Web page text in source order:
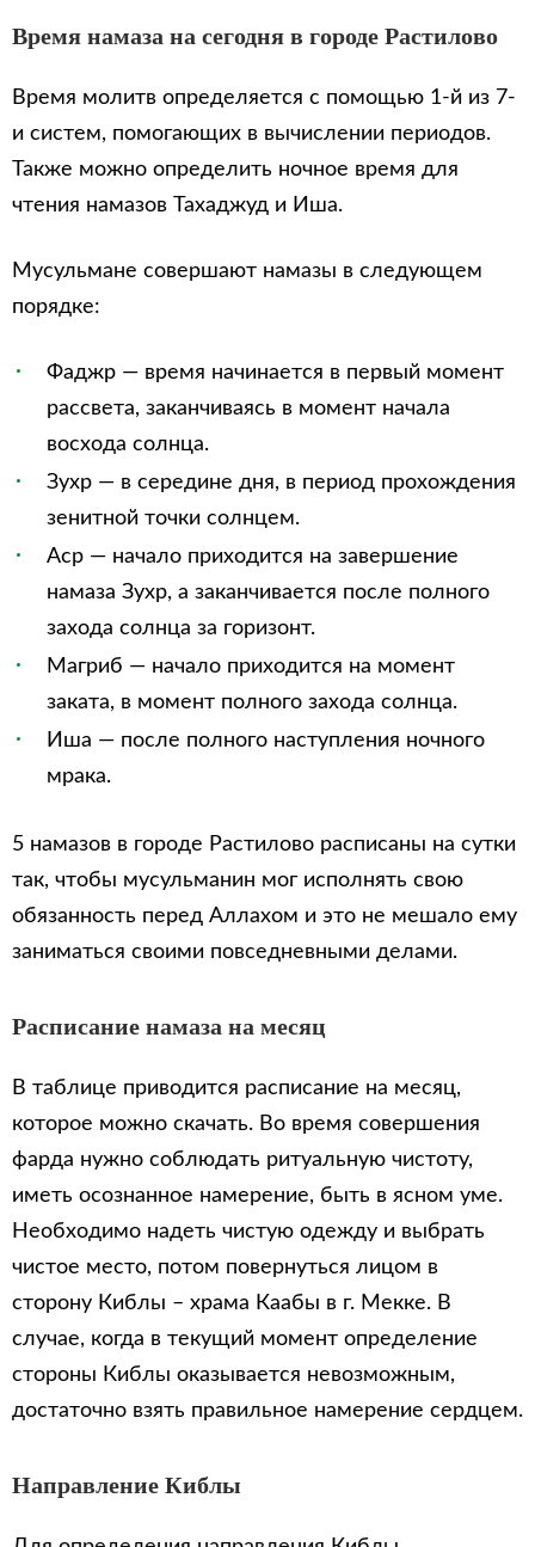
Время намаза на сегодня в городе Растилово
Время молитв определяется с помощью 1-й из 7-
и систем, помогающих в вычислении периодов.
Также можно определить ночное время для
чтения намазов Тахаджуд и Иша.
Мусульмане совершают намазы в следующем
порядке:
Фаджр — время начинается в первый момент
рассвета, заканчиваясь в момент начала
восхода солнца.
Зухр — в середине дня, в период прохождения
зенитной точки солнцем.
Аср — начало приходится на завершение
намаза Зухр, а заканчивается после полного
захода солнца за горизонт.
Магриб — начало приходится на момент
заката, в момент полного захода солнца.
Иша — после полного наступления ночного
мрака.
5 намазов в городе Растилово расписаны на сутки
так, чтобы мусульманин мог исполнять свою
обязанность перед Аллахом и это не мешало ему
заниматься своими повседневными делами.
Расписание намаза на месяц
В таблице приводится расписание на месяц,
которое можно скачать. Во время совершения
фарда нужно соблюдать ритуальную чистоту,
иметь осознанное намерение, быть в ясном уме.
Необходимо надеть чистую одежду и выбрать
чистое место, потом повернуться лицом в
сторону Киблы – храма Каабы в г. Мекке. В
случае, когда в текущий момент определение
стороны Киблы оказывается невозможным,
достаточно взять правильное намерение сердцем.
Направление Киблы